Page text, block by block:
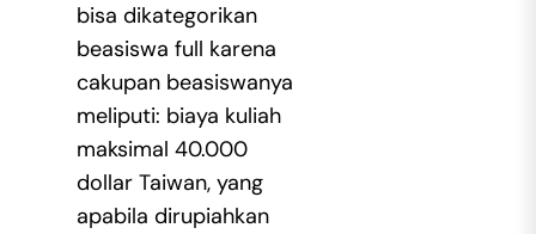
bisa dikategorikan
beasiswa full karena
cakupan beasiswanya
meliputi: biaya kuliah
maksimal 40.000
dollar Taiwan, yang
apabila dirupiahkan